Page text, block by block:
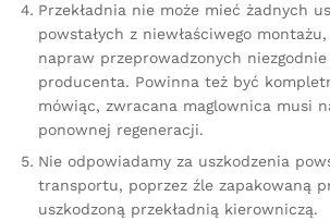
Przekładnia nie może mieć żadnych
powstałych z niewłaściwego
napraw przeprowadzonych
producenta. Powinna też być
mówiąc, zwracana maglownica musi
ponownej regeneracji.
Nie odpowiadamy za uszkodzenia
transportu, poprzez źle zapakowaną
uszkodzoną przekładnią kierowniczą.